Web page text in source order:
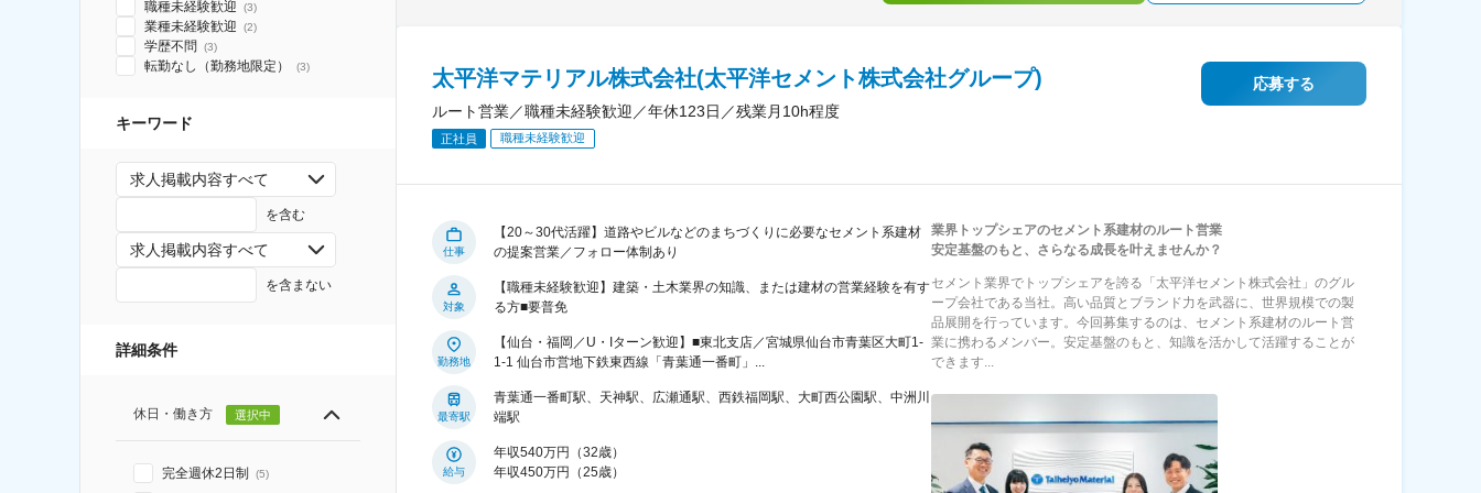
職種未経験歓迎 (3)
業種未経験歓迎 (2)
学歴不問 (3)
転勤なし（勤務地限定） (3)
キーワード
求人掲載内容すべて
を含む
求人掲載内容すべて
を含まない
詳細条件
休日・働き方 選択中
完全週休2日制 (5)
太平洋マテリアル株式会社(太平洋セメント株式会社グループ)
ルート営業／職種未経験歓迎／年休123日／残業月10h程度
正社員 職種未経験歓迎
応募する
仕事
【20～30代活躍】道路やビルなどのまちづくりに必要なセメント系建材
の提案営業／フォロー体制あり
対象
【職種未経験歓迎】建築・土木業界の知識、または建材の営業経験を有す
る方■要普免
勤務地
【仙台・福岡／U・Iターン歓迎】■東北支店／宮城県仙台市青葉区大町1-
1-1 仙台市営地下鉄東西線「青葉通一番町」...
最寄駅
青葉通一番町駅、天神駅、広瀬通駅、西鉄福岡駅、大町西公園駅、中洲川
端駅
給与
年収540万円（32歳）
年収450万円（25歳）
業界トップシェアのセメント系建材のルート営業
安定基盤のもと、さらなる成長を叶えませんか？
セメント業界でトップシェアを誇る「太平洋セメント株式会社」のグル
ープ会社である当社。高い品質とブランド力を武器に、世界規模での製
品展開を行っています。今回募集するのは、セメント系建材のルート営
業に携わるメンバー。安定基盤のもと、知識を活かして活躍することが
できます...